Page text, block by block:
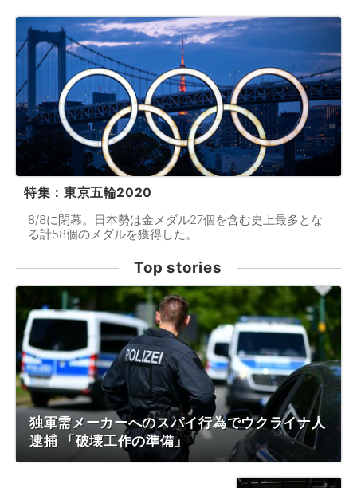
特集：東京五輪2020
8/8に閉幕。日本勢は金メダル27個を含む史上最多とな
る計58個のメダルを獲得した。
Top stories
独軍需メーカーへのスパイ行為でウクライナ人
逮捕 「破壊工作の準備」